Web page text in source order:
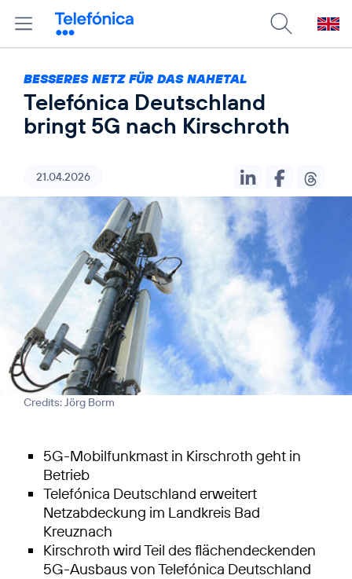
BESSERES NETZ FÜR DAS NAHETAL
Telefónica Deutschland
bringt 5G nach Kirschroth
21.04.2026
Credits: Jörg Borm
5G-Mobilfunkmast in Kirschroth geht in
Betrieb
Telefónica Deutschland erweitert
Netzabdeckung im Landkreis Bad
Kreuznach
Kirschroth wird Teil des flächendeckenden
5G-Ausbaus von Telefónica Deutschland